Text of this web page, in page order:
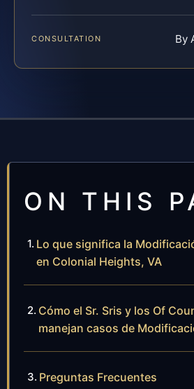
CONSULTATION By
ON THIS
Lo que significa la
en Colonial Heights, VA
Cómo el Sr. Sris y los Of
manejan casos de
Preguntas Frecuentes